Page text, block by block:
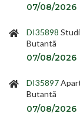
07/08/2026
DI35898
Butantã
07/08/2026
DI35897
Butantã
07/08/2026